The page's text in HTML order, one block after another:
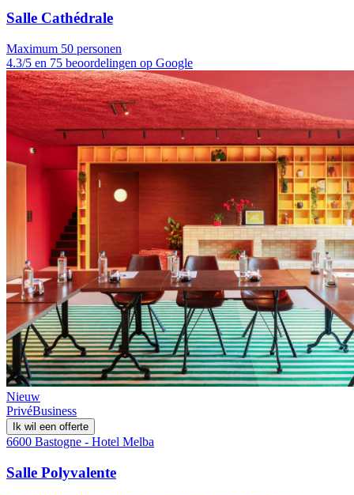
Salle Cathédrale
Maximum 50 personen
4.3/5 en 75 beoordelingen op Google
Nieuw
PrivéBusiness
Ik wil een offerte
6600 Bastogne - Hotel Melba
Salle Polyvalente